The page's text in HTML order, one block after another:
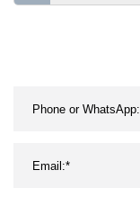
trasero de